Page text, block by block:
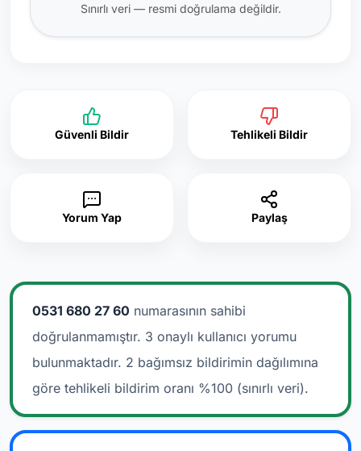
Sınırlı veri — resmi doğrulama değildir.
Güvenli Bildir Tehlikeli Bildir
Yorum Yap Paylaş
0531 680 27 60 numarasının sahibi
doğrulanmamıştır. 3 onaylı kullanıcı yorumu
bulunmaktadır. 2 bağımsız bildirimin dağılımına
göre tehlikeli bildirim oranı %100 (sınırlı veri).